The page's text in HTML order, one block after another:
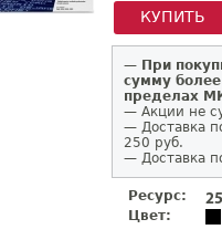
КУПИТЬ
— При
сумму
пределах
— Акции не
— Доставка
250 руб.
— Доставка
Ресурс:
Цвет: